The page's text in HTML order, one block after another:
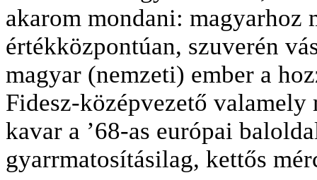
akarom mondani:
értékközpontúan, szuverén
magyar (nemzeti) ember a
Fidesz-középvezető
kavar a ’68-as európai
gyarrmatosításilag, kettős